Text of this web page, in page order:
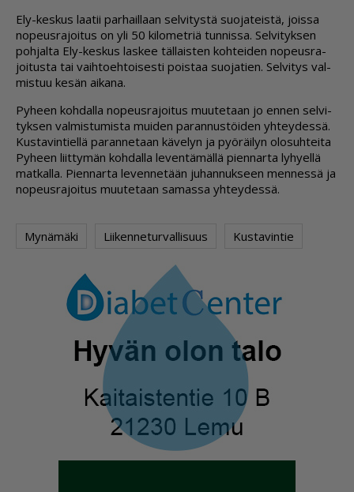
Ely-kes­kus laa­tii par­hail­laan sel­vi­tys­tä suo­ja­teis­tä, jois­sa
no­peus­ra­joi­tus on yli 50 ki­lo­met­riä tun­nis­sa. Sel­vi­tyk­sen
poh­jal­ta Ely-kes­kus las­kee täl­lais­ten koh­tei­den no­peus­ra­
joi­tus­ta tai vaih­to­eh­toi­ses­ti pois­taa suo­ja­tien. Sel­vi­tys val­
mis­tuu ke­sän ai­ka­na.
Py­heen koh­dal­la no­peus­ra­joi­tus muu­te­taan jo en­nen sel­vi­
tyk­sen val­mis­tu­mis­ta mui­den pa­ran­nus­töi­den yh­tey­des­sä.
Kus­ta­vin­tiel­lä pa­ran­ne­taan kä­ve­lyn ja pyö­räi­lyn olo­suh­tei­ta
Py­heen liit­ty­män koh­dal­la le­ven­tä­mäl­lä pien­nar­ta ly­hy­el­lä
mat­kal­la. Pien­nar­ta le­ven­ne­tään ju­han­nuk­seen men­nes­sä ja
no­peus­ra­joi­tus muu­te­taan sa­mas­sa yh­tey­des­sä.
Mynämäki Liikenneturvallisuus Kustavintie